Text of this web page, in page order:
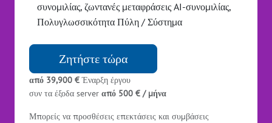
συνομιλίας, ζωντανές μεταφράσεις AI-συνομιλίας,
Πολυγλωσσικότητα Πύλη / Σύστημα
Ζητήστε τώρα
από 39,900 €Έναρξη έργου
συν τα έξοδα server από 500 € / μήνα
Μπορείς να προσθέσεις επεκτάσεις και συμβάσεις